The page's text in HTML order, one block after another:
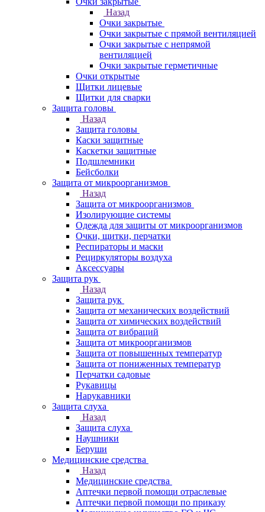
Назад
Очки закрытые
Очки закрытые с прямой вентиляцией
Очки закрытые с непрямой
вентиляцией
Очки закрытые герметичные
Очки открытые
Щитки лицевые
Щитки для сварки
Защита головы
Назад
Защита головы
Каски защитные
Каскетки защитные
Подшлемники
Бейсболки
Защита от микроорганизмов
Назад
Защита от микроорганизмов
Изолирующие системы
Одежда для защиты от микроорганизмов
Очки, щитки, перчатки
Респираторы и маски
Рециркуляторы воздуха
Аксессуары
Защита рук
Назад
Защита рук
Защита от механических воздействий
Защита от химических воздействий
Защита от вибраций
Защита от микроорганизмов
Защита от повышенных температур
Защита от пониженных температур
Перчатки садовые
Рукавицы
Нарукавники
Защита слуха
Назад
Защита слуха
Наушники
Беруши
Медицинские средства
Назад
Медицинские средства
Аптечки первой помощи отраслевые
Аптечки первой помощи по приказу